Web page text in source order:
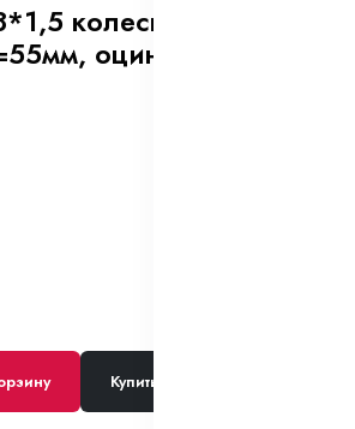
колесный, конус
оцинк)
Купить сейчас